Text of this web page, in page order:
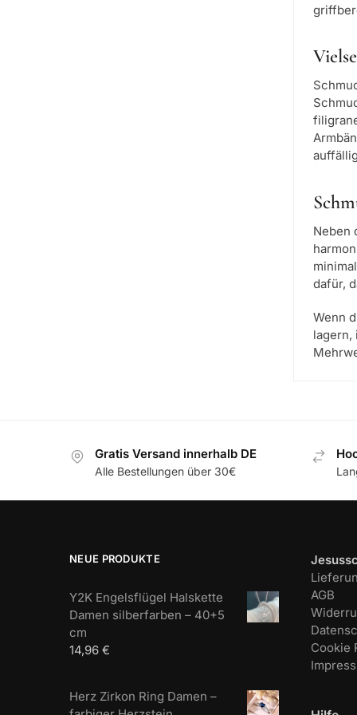
Neben
dafür,
Wenn
lagern,
Gratis Versand innerhalb DE
Alle Bestellungen über 30€
NEUE PRODUKTE
Y2K Engelsflügel Halskette
Damen silberfarben – 40+5
cm
14,96 €
Herz Zirkon Ring Damen –
AGB
Cookie